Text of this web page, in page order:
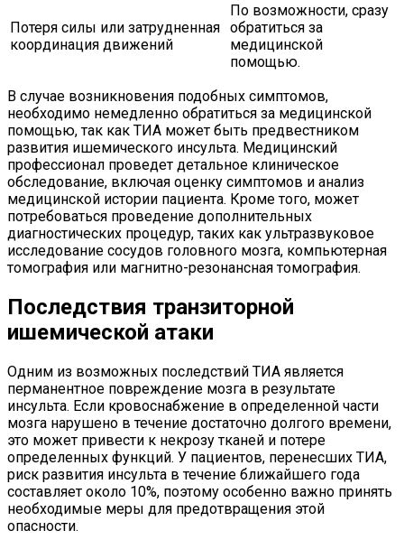
Потеря силы или затрудненная
координация движений
По возможности, сразу
обратиться за
медицинской
помощью.
В случае возникновения подобных симптомов,
необходимо немедленно обратиться за медицинской
помощью, так как ТИА может быть предвестником
развития ишемического инсульта. Медицинский
профессионал проведет детальное клиническое
обследование, включая оценку симптомов и анализ
медицинской истории пациента. Кроме того, может
потребоваться проведение дополнительных
диагностических процедур, таких как ультразвуковое
исследование сосудов головного мозга, компьютерная
томография или магнитно-резонансная томография.
Последствия транзиторной
ишемической атаки
Одним из возможных последствий ТИА является
перманентное повреждение мозга в результате
инсульта. Если кровоснабжение в определенной части
мозга нарушено в течение достаточно долгого времени,
это может привести к некрозу тканей и потере
определенных функций. У пациентов, перенесших ТИА,
риск развития инсульта в течение ближайшего года
составляет около 10%, поэтому особенно важно принять
необходимые меры для предотвращения этой
опасности.